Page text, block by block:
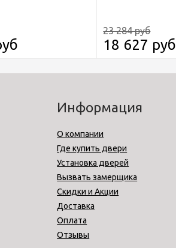
23 284 руб
18 627 руб
Информация
О компании
Где купить двери
Установка дверей
Вызвать замерщика
Скидки и Акции
Доставка
Оплата
Отзывы